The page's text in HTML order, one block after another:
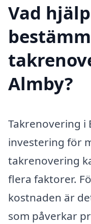
Vad
Almby?
Takrenovering i
investering för
takrenovering
flera faktorer.
kostnaden är
som påverkar